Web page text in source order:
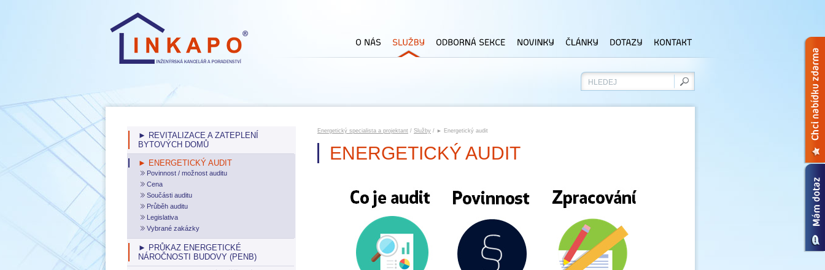
► REVITALIZACE A ZATEPLENÍ
BYTOVÝCH DOMŮ
► ENERGETICKÝ AUDIT
Povinnost / možnost auditu
Cena
Součásti auditu
Průběh auditu
Legislativa
Vybrané zakázky
► PRŮKAZ ENERGETICKÉ
NÁROČNOSTI BUDOVY (PENB)
Energetický specialista a projektant / Služby / ► Energetický audit
ENERGETICKÝ AUDIT